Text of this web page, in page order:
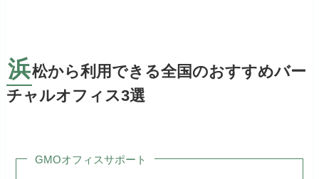
浜松から利用できる全国のおすすめバー
チャルオフィス3選
GMOオフィスサポート